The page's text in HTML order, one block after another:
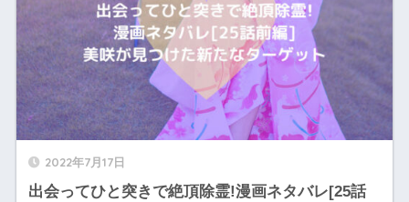
2022年7月17日
出会ってひと突きで絶頂除霊!漫画ネタバレ[25話